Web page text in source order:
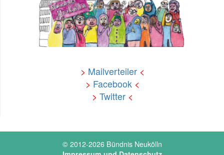
> Mailverteiler <
> Facebook <
> Twitter <
© 2012-2026 Bündnis Neukölln